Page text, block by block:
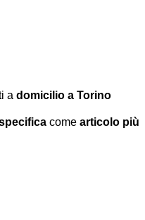
a domicilio a Torino
come articolo più